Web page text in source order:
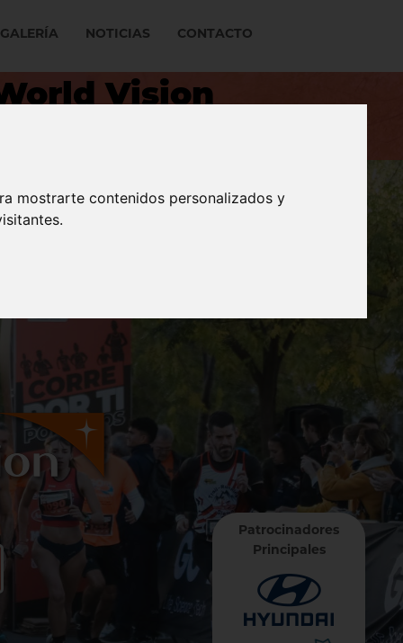
mostrarte contenidos personalizados y
GALERÍA NOTICIAS CONTACTO
Vision
Patrocinadores
Principales